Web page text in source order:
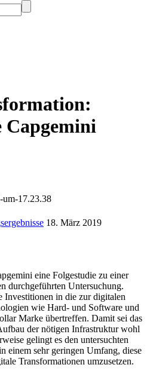
18. März 2019
eine Folgestudie zu einer
durchgeführten Untersuchung.
Investitionen in die zur digitalen
wie Hard- und Software und
Marke übertreffen. Damit sei das
der nötigen Infrastruktur wohl
gelingt es den untersuchten
einem sehr geringen Umfang, diese
Transformationen umzusetzen.